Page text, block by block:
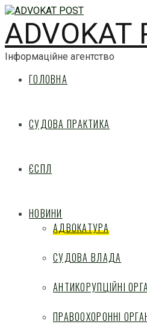
ADVOKAT
Інформаційне агентство
ГОЛОВНА
СУДОВА ПРАКТИКА
ЄСПЛ
НОВИНИ
АДВОКАТУРА
СУДОВА ВЛАДА
АНТИКОРУПЦІЙНІ
ПРАВООХОРОННІ